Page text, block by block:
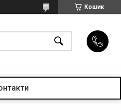
Кошик